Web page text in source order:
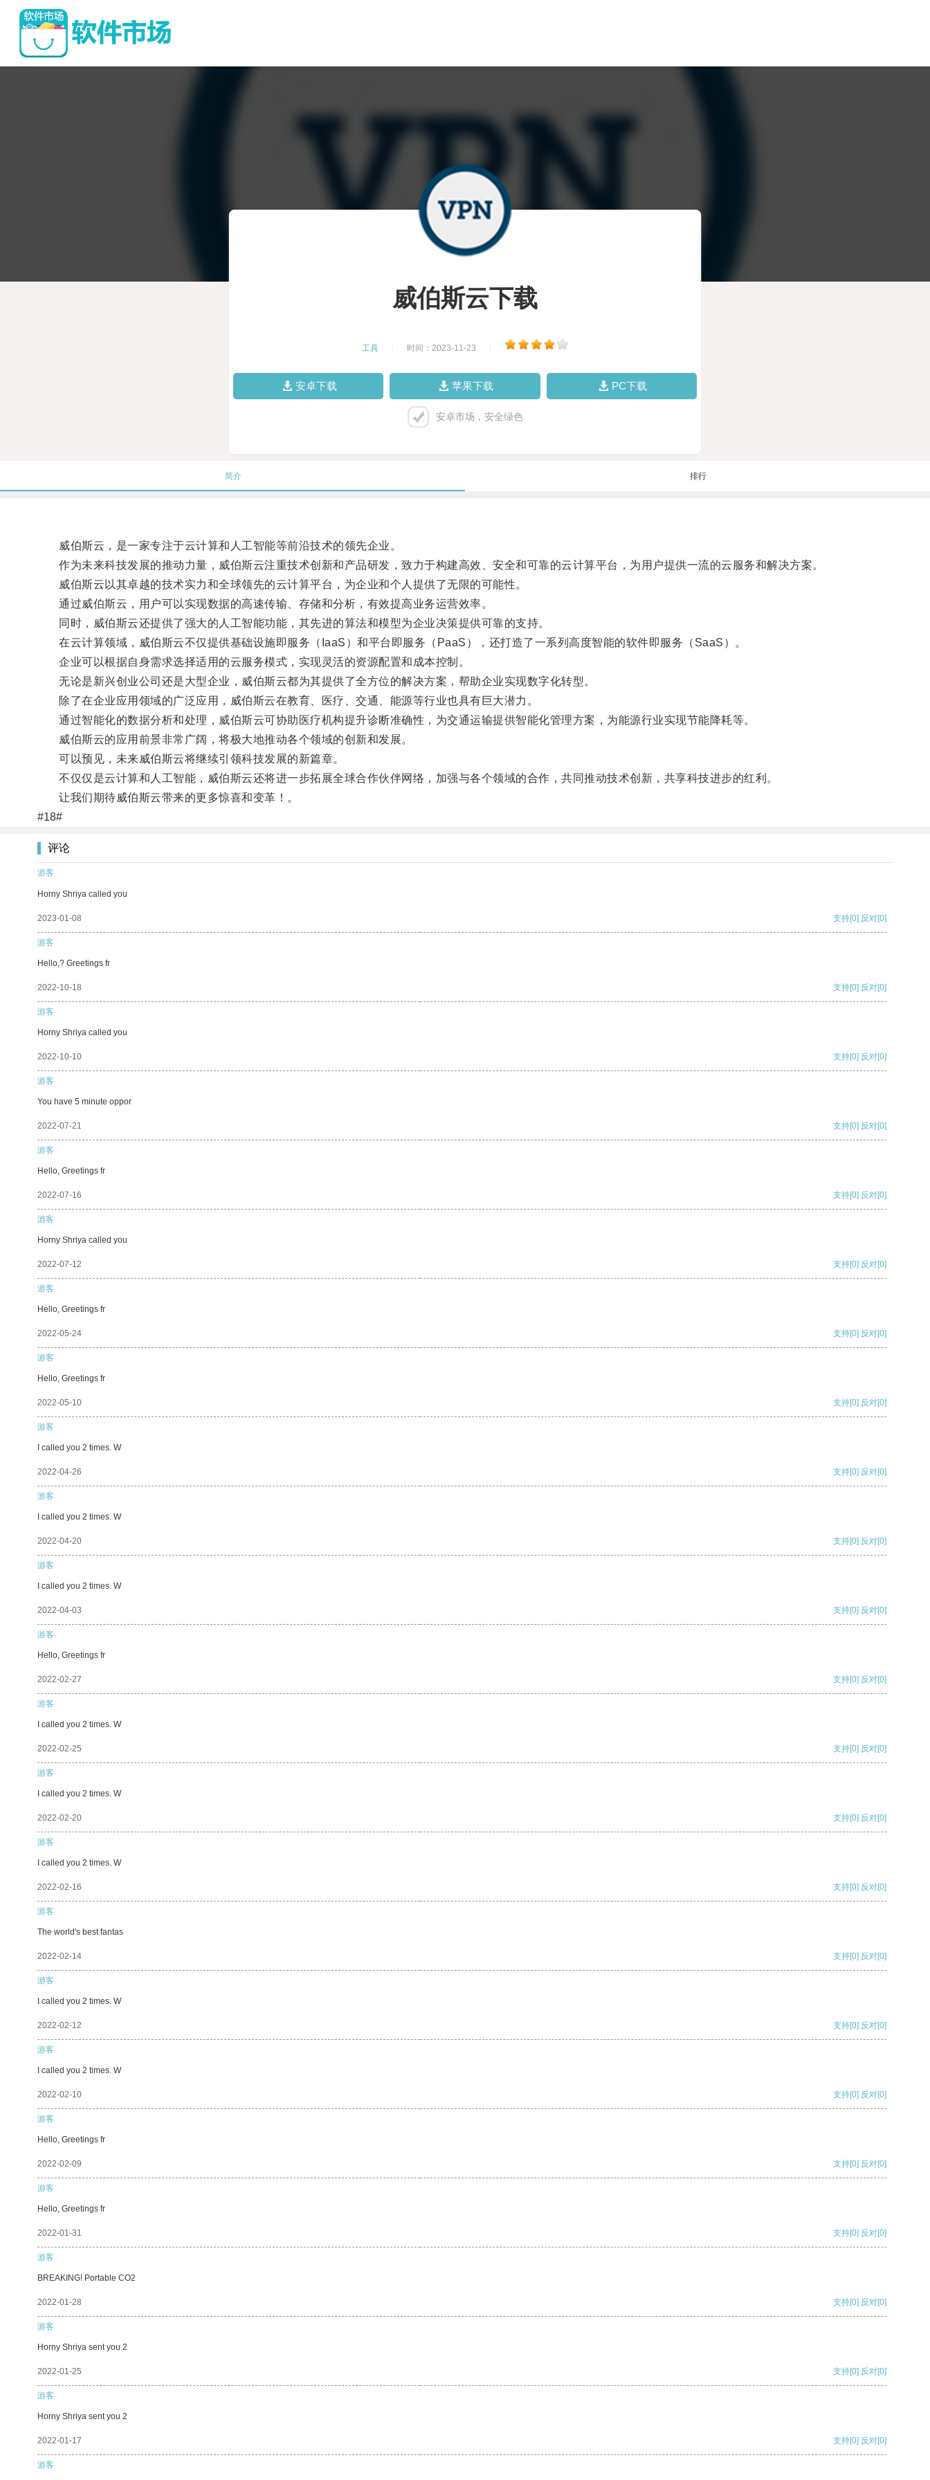
威伯斯云下载
工具 时间：2023-11-23
安卓下载 苹果下载 PC下载
安卓市场，安全绿色
简介 排行
威伯斯云，是一家专注于云计算和人工智能等前沿技术的领先企业。
作为未来科技发展的推动力量，威伯斯云注重技术创新和产品研发，致力于构建高效、安全和可靠的云计算平台，为用户提供一流的云服务和解决方案。
威伯斯云以其卓越的技术实力和全球领先的云计算平台，为企业和个人提供了无限的可能性。
通过威伯斯云，用户可以实现数据的高速传输、存储和分析，有效提高业务运营效率。
同时，威伯斯云还提供了强大的人工智能功能，其先进的算法和模型为企业决策提供可靠的支持。
在云计算领域，威伯斯云不仅提供基础设施即服务（IaaS）和平台即服务（PaaS），还打造了一系列高度智能的软件即服务（SaaS）。
企业可以根据自身需求选择适用的云服务模式，实现灵活的资源配置和成本控制。
无论是新兴创业公司还是大型企业，威伯斯云都为其提供了全方位的解决方案，帮助企业实现数字化转型。
除了在企业应用领域的广泛应用，威伯斯云在教育、医疗、交通、能源等行业也具有巨大潜力。
通过智能化的数据分析和处理，威伯斯云可协助医疗机构提升诊断准确性，为交通运输提供智能化管理方案，为能源行业实现节能降耗等。
威伯斯云的应用前景非常广阔，将极大地推动各个领域的创新和发展。
可以预见，未来威伯斯云将继续引领科技发展的新篇章。
不仅仅是云计算和人工智能，威伯斯云还将进一步拓展全球合作伙伴网络，加强与各个领域的合作，共同推动技术创新，共享科技进步的红利。
让我们期待威伯斯云带来的更多惊喜和变革！。
#18#
评论
游客
Horny Shriya called you
2023-01-08 支持[0] 反对[0]
游客
Hello,? Greetings fr
2022-10-18 支持[0] 反对[0]
游客
Horny Shriya called you
2022-10-10 支持[0] 反对[0]
游客
You have 5 minute oppor
2022-07-21 支持[0] 反对[0]
游客
Hello, Greetings fr
2022-07-16 支持[0] 反对[0]
游客
Horny Shriya called you
2022-07-12 支持[0] 反对[0]
游客
Hello, Greetings fr
2022-05-24 支持[0] 反对[0]
游客
Hello, Greetings fr
2022-05-10 支持[0] 反对[0]
游客
I called you 2 times. W
2022-04-26 支持[0] 反对[0]
游客
I called you 2 times. W
2022-04-20 支持[0] 反对[0]
游客
I called you 2 times. W
2022-04-03 支持[0] 反对[0]
游客
Hello, Greetings fr
2022-02-27 支持[0] 反对[0]
游客
I called you 2 times. W
2022-02-25 支持[0] 反对[0]
游客
I called you 2 times. W
2022-02-20 支持[0] 反对[0]
游客
I called you 2 times. W
2022-02-16 支持[0] 反对[0]
游客
The world's best fantas
2022-02-14 支持[0] 反对[0]
游客
I called you 2 times. W
2022-02-12 支持[0] 反对[0]
游客
I called you 2 times. W
2022-02-10 支持[0] 反对[0]
游客
Hello, Greetings fr
2022-02-09 支持[0] 反对[0]
游客
Hello, Greetings fr
2022-01-31 支持[0] 反对[0]
游客
BREAKING! Portable CO2
2022-01-28 支持[0] 反对[0]
游客
Horny Shriya sent you 2
2022-01-25 支持[0] 反对[0]
游客
Horny Shriya sent you 2
2022-01-17 支持[0] 反对[0]
游客